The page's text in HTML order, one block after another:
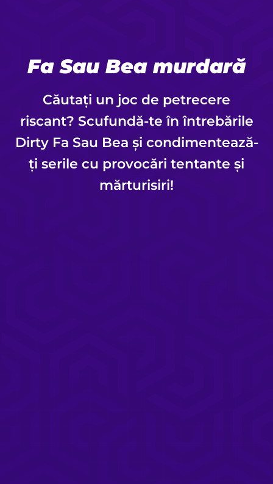
Fa Sau Bea murdară
Căutați un joc de petrecere
riscant? Scufundă-te în întrebările
Dirty Fa Sau Bea și condimentează-
ți serile cu provocări tentante și
mărturisiri!